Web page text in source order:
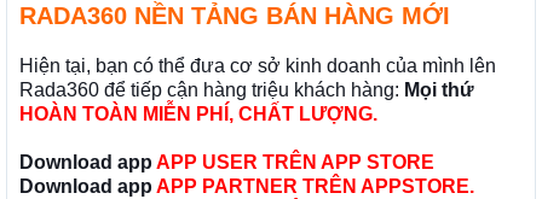
RADA360 NỀN TẢNG BÁN HÀNG MỚI
Hiện tại, bạn có thể đưa cơ sở kinh doanh của mình lên
Rada360 để tiếp cận hàng triệu khách hàng: Mọi thứ
HOÀN TOÀN MIỄN PHÍ, CHẤT LƯỢNG.
Download app APP USER TRÊN APP STORE
Download app APP PARTNER TRÊN APPSTORE.